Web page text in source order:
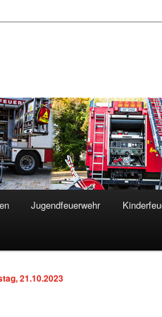
Jugendfeuerwehr
21.10.2023